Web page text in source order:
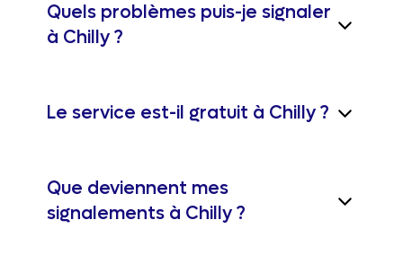
Quels problèmes puis-je signaler
à Chilly ?
Le service est-il gratuit à Chilly ?
Que deviennent mes
signalements à Chilly ?